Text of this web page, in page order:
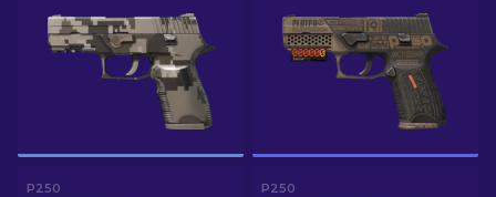
P250 P250